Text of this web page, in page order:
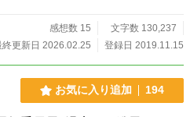
感想数 15
文字数 130,237
終更新日 2026.02.25
登録日 2019.11.15
お気に入り追加 194